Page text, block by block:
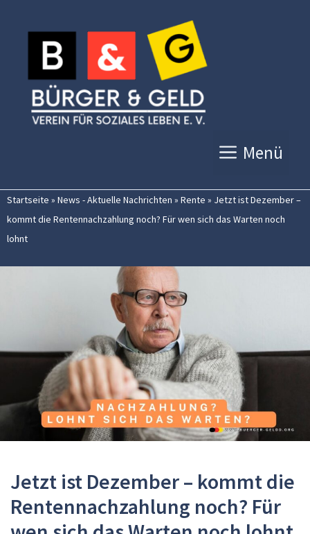
Inhalt
springen
Menü
Startseite » News - Aktuelle Nachrichten » Rente » Jetzt ist Dezember –
kommt die Rentennachzahlung noch? Für wen sich das Warten noch
lohnt
Jetzt ist Dezember – kommt die
Rentennachzahlung noch? Für